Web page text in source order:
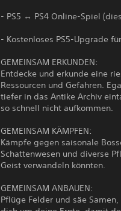
- PS5 ↔ PS4 Online-Spiel
- Kostenloses PS5-Upgrade
GEMEINSAM ERKUNDEN:
Entdecke und erkunde eine
Ressourcen und Gefahren.
tiefer in das Antike Archiv
so schnell nicht aufkommen.
GEMEINSAM KÄMPFEN:
Kämpfe gegen saisonale
Schattenwesen und diverse
Geist verwandeln könnten.
GEMEINSAM ANBAUEN:
Pflüge Felder und säe